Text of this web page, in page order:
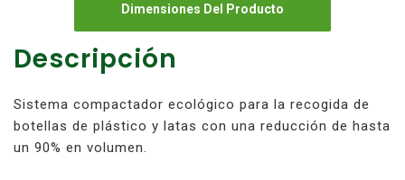
Dimensiones Del Producto
Descripción
Sistema compactador ecológico para la recogida de
botellas de plástico y latas con una reducción de hasta
un 90% en volumen.